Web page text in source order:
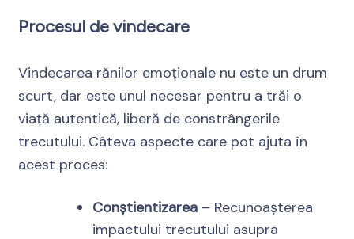
Procesul de vindecare
Vindecarea rănilor emoționale nu este un drum
scurt, dar este unul necesar pentru a trăi o
viață autentică, liberă de constrângerile
trecutului. Câteva aspecte care pot ajuta în
acest proces:
Conștientizarea – Recunoașterea
impactului trecutului asupra